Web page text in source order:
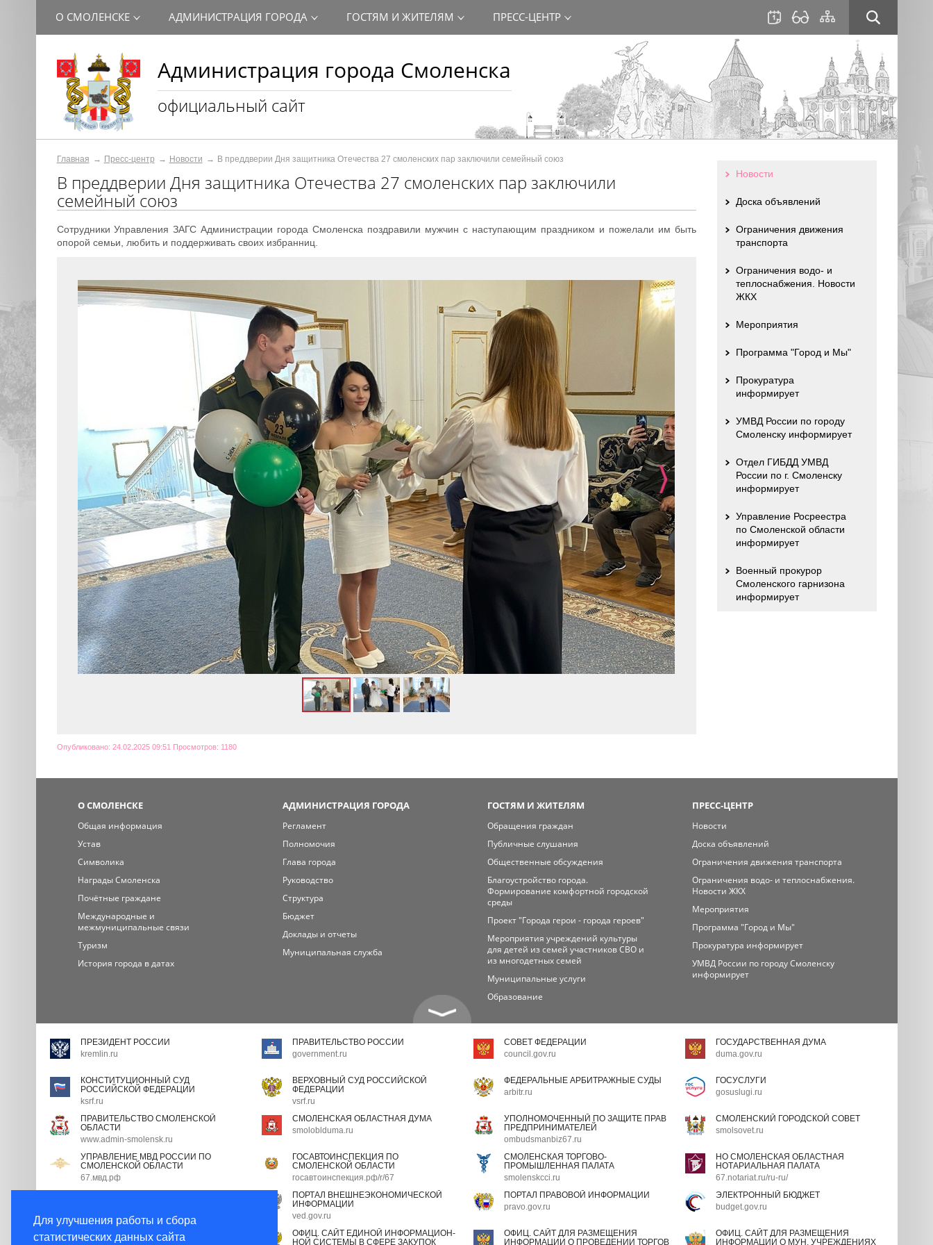
Для улучшения работы и сбора
статистических данных сайта
Администрация города Смоленска
официальный сайт
О СМОЛЕНСКЕ АДМИНИСТРАЦИЯ ГОРОДА ГОСТЯМ И ЖИТЕЛЯМ ПРЕСС-ЦЕНТР
Главная Пресс-центр Новости В преддверии Дня защитника Отечества 27 смоленских пар заключили семейный союз
В преддверии Дня защитника Отечества 27 смоленских пар заключили
семейный союз
Сотрудники Управления ЗАГС Администрации города Смоленска поздравили мужчин с наступающим праздником и пожелали им быть
опорой семьи, любить и поддерживать своих избранниц.
Опубликовано: 24.02.2025 09:51 Просмотров: 1180
Новости
Доска объявлений
Ограничения движения
транспорта
Ограничения водо- и
теплоснабжения. Новости
ЖКХ
Мероприятия
Программа "Город и Мы"
Прокуратура
информирует
УМВД России по городу
Смоленску информирует
Отдел ГИБДД УМВД
России по г. Смоленску
информирует
Управление Росреестра
по Смоленской области
информирует
Военный прокурор
Смоленского гарнизона
информирует
О СМОЛЕНСКЕ
Общая информация
Устав
Символика
Награды Смоленска
Почётные граждане
Международные и
межмуниципальные связи
Туризм
История города в датах
АДМИНИСТРАЦИЯ ГОРОДА
Регламент
Полномочия
Глава города
Руководство
Структура
Бюджет
Доклады и отчеты
Муниципальная служба
ГОСТЯМ И ЖИТЕЛЯМ
Обращения граждан
Публичные слушания
Общественные обсуждения
Благоустройство города.
Формирование комфортной городской
среды
Проект "Города герои - города героев"
Мероприятия учреждений культуры
для детей из семей участников СВО и
из многодетных семей
Муниципальные услуги
Образование
ПРЕСС-ЦЕНТР
Новости
Доска объявлений
Ограничения движения транспорта
Ограничения водо- и теплоснабжения.
Новости ЖКХ
Мероприятия
Программа "Город и Мы"
Прокуратура информирует
УМВД России по городу Смоленску
информирует
ПРЕЗИДЕНТ РОССИИ
kremlin.ru
ПРАВИТЕЛЬСТВО РОССИИ
government.ru
СОВЕТ ФЕДЕРАЦИИ
council.gov.ru
ГОСУДАРСТВЕННАЯ ДУМА
duma.gov.ru
КОНСТИТУЦИОННЫЙ СУД
РОССИЙСКОЙ ФЕДЕРАЦИИ
ksrf.ru
ВЕРХОВНЫЙ СУД РОССИЙСКОЙ
ФЕДЕРАЦИИ
vsrf.ru
ФЕДЕРАЛЬНЫЕ АРБИТРАЖНЫЕ СУДЫ
arbitr.ru
ГОСУСЛУГИ
gosuslugi.ru
ПРАВИТЕЛЬСТВО СМОЛЕНСКОЙ
ОБЛАСТИ
www.admin-smolensk.ru
СМОЛЕНСКАЯ ОБЛАСТНАЯ ДУМА
smoloblduma.ru
УПОЛНОМОЧЕННЫЙ ПО ЗАЩИТЕ ПРАВ
ПРЕДПРИНИМАТЕЛЕЙ
ombudsmanbiz67.ru
СМОЛЕНСКИЙ ГОРОДСКОЙ СОВЕТ
smolsovet.ru
УПРАВЛЕНИЕ МВД РОССИИ ПО
СМОЛЕНСКОЙ ОБЛАСТИ
67.мвд.рф
ГОСАВТОИНСПЕКЦИЯ ПО
СМОЛЕНСКОЙ ОБЛАСТИ
госавтоинспекция.рф/r/67
СМОЛЕНСКАЯ ТОРГОВО-
ПРОМЫШЛЕННАЯ ПАЛАТА
smolenskcci.ru
НО СМОЛЕНСКАЯ ОБЛАСТНАЯ
НОТАРИАЛЬНАЯ ПАЛАТА
67.notariat.ru/ru-ru/
gossluzhba.gov.ru
ПОРТАЛ ВНЕШНЕЭКОНОМИЧЕСКОЙ
ИНФОРМАЦИИ
ved.gov.ru
ПОРТАЛ ПРАВОВОЙ ИНФОРМАЦИИ
pravo.gov.ru
ЭЛЕКТРОННЫЙ БЮДЖЕТ
budget.gov.ru
ЭКСПЕРТНЫЙ СОВЕТ ПРИ
ПРАВИТЕЛЬСТВЕ РФ
ОФИЦ. САЙТ ЕДИНОЙ ИНФОРМАЦИОН-
НОЙ СИСТЕМЫ В СФЕРЕ ЗАКУПОК
ОФИЦ. САЙТ ДЛЯ РАЗМЕЩЕНИЯ
ИНФОРМАЦИИ О ПРОВЕДЕНИИ ТОРГОВ
ОФИЦ. САЙТ ДЛЯ РАЗМЕЩЕНИЯ
ИНФОРМАЦИИ О МУН. УЧРЕЖДЕНИЯХ